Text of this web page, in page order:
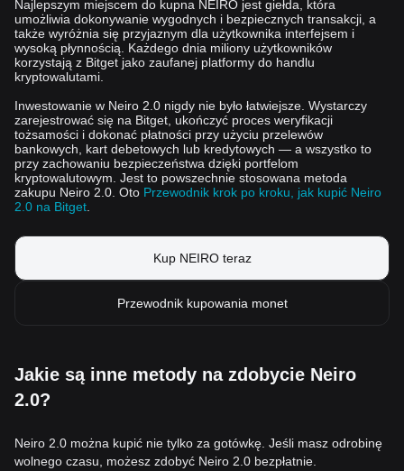
Najlepszym miejscem do kupna NEIRO jest giełda, która
umożliwia dokonywanie wygodnych i bezpiecznych transakcji, a
także wyróżnia się przyjaznym dla użytkownika interfejsem i
wysoką płynnością. Każdego dnia miliony użytkowników
korzystają z Bitget jako zaufanej platformy do handlu
kryptowalutami.
Inwestowanie w Neiro 2.0 nigdy nie było łatwiejsze. Wystarczy
zarejestrować się na Bitget, ukończyć proces weryfikacji
tożsamości i dokonać płatności przy użyciu przelewów
bankowych, kart debetowych lub kredytowych — a wszystko to
przy zachowaniu bezpieczeństwa dzięki portfelom
kryptowalutowym. Jest to powszechnie stosowana metoda
zakupu Neiro 2.0. Oto Przewodnik krok po kroku, jak kupić Neiro
2.0 na Bitget
Kup NEIRO teraz
Przewodnik kupowania monet
Jakie są inne metody na zdobycie Neiro
2.0?
Neiro 2.0 można kupić nie tylko za gotówkę. Jeśli masz odrobinę
wolnego czasu, możesz zdobyć Neiro 2.0 bezpłatnie.